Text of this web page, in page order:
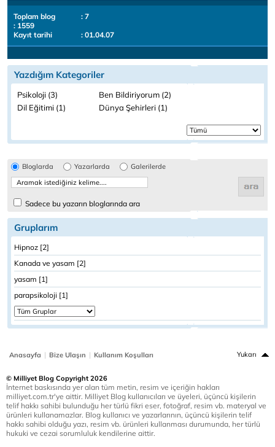
Toplam blog
: 7
: 1559
Kayıt tarihi
: 01.04.07
Yazdığım Kategoriler
Psikoloji (3)
Ben Bildiriyorum (2)
Dil Eğitimi (1)
Dünya Şehirleri (1)
Bloglarda Yazarlarda Galerilerde
Sadece bu yazarın bloglarında ara
Gruplarım
Hipnoz [2]
Kanada ve yasam [2]
yasam [1]
parapsikoloji [1]
Anasayfa | Bize Ulaşın | Kullanım Koşulları Yukarı
© Milliyet Blog Copyright 2026
İnternet baskısında yer alan tüm metin, resim ve içeriğin hakları
milliyet.com.tr'ye aittir. Milliyet Blog kullanıcıları ve üyeleri, üçüncü kişilerin
telif hakkı sahibi bulunduğu her türlü fikri eser, fotoğraf, resim vb. materyal ve
ürünleri kullanamazlar. Blog kullanıcı ve yazarlarının, üçüncü kişilerin telif
hakkı sahibi olduğu yazı, resim vb. ürünleri kullanması durumunda, her türlü
hukuki ve cezai sorumluluk kendilerine aittir.